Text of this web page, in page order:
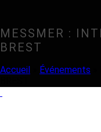
MESSMER :
BREST
Accueil Événements